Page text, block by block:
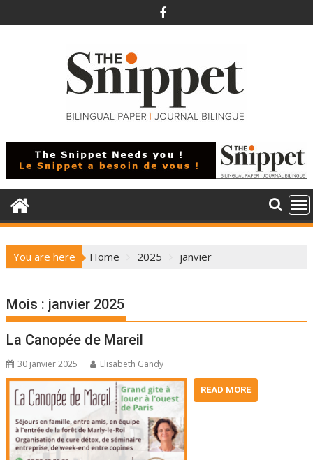
to
You are here Home 2025 janvier
Mois : janvier 2025
La Canopée de Mareil
30 janvier 2025 Elisabeth Gandy
READ MORE